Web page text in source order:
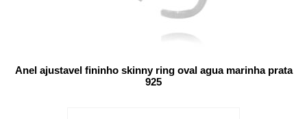
Anel ajustavel fininho skinny ring oval agua marinha prata
925